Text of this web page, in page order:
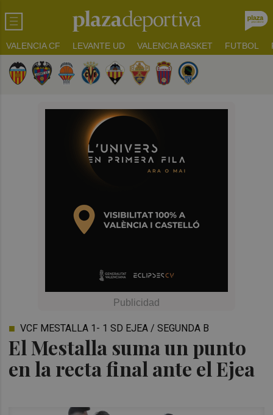
VALENCIA CF LEVANTE UD VALENCIA BASKET FUTBOL
El Mestalla suma un punto
en la recta final ante el Ejea
VCF MESTALLA 1- 1 SD EJEA / SEGUNDA B